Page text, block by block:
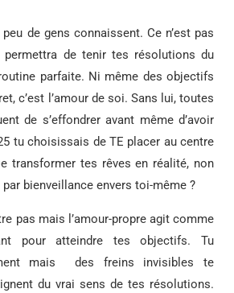
de gens connaissent. Ce n’est pas
de tenir tes résolutions du
parfaite. Ni même des objectifs
c’est l’amour de soi. Sans lui, toutes
de s’effondrer avant même d’avoir
tu choisissais de TE placer au centre
transformer tes rêves en réalité, non
bienveillance envers toi-même ?
pas mais l’amour-propre agit comme
pour atteindre tes objectifs. Tu
mais des freins invisibles te
du vrai sens de tes résolutions.